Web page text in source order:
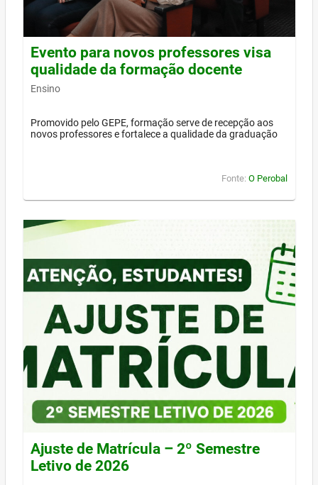
Evento para novos professores visa
qualidade da formação docente
Ensino
Promovido pelo GEPE, formação serve de recepção aos
novos professores e fortalece a qualidade da graduação
Fonte: O Perobal
Ajuste de Matrícula – 2º Semestre
Letivo de 2026